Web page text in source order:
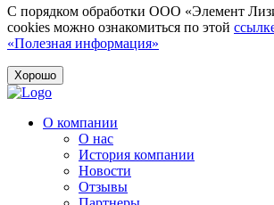
С порядком обработки ООО «Элемент
cookies можно ознакомиться по этой
«Полезная информация»
Хорошо
О компании
О нас
История компании
Новости
Отзывы